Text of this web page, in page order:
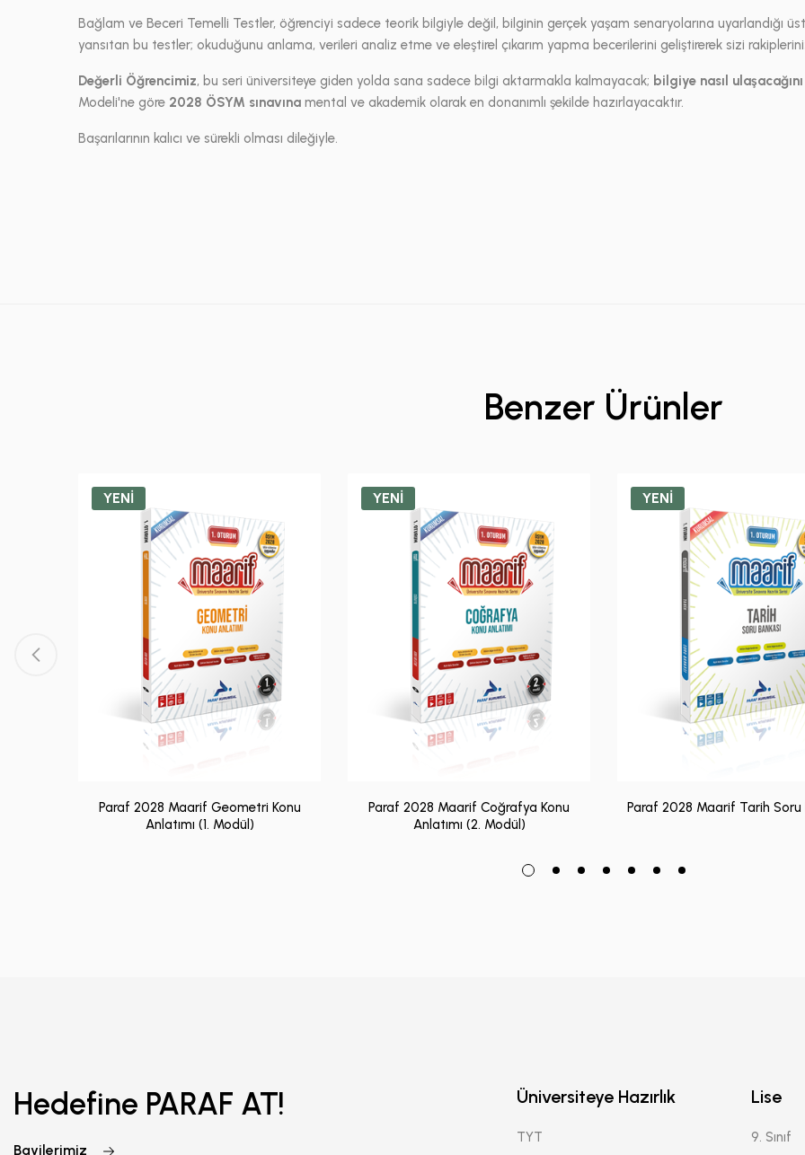
Bağlam ve Beceri Temelli Testler, öğrenciyi sadece teorik bilgiyle değil, bilginin gerçek yaşam senaryolarına uyarlandığı
yansıtan bu testler; okuduğunu anlama, verileri analiz etme ve eleştirel çıkarım yapma becerilerini geliştirerek sizi
Değerli Öğrencimiz, bu seri üniversiteye giden yolda sana sadece bilgi aktarmakla kalmayacak; bilgiye nasıl
Modeli'ne göre 2028 ÖSYM sınavına mental ve akademik olarak en donanımlı şekilde hazırlayacaktır.
Başarılarının kalıcı ve sürekli olması dileğiyle.
Benzer Ürünler
YENİ
Paraf 2028 Maarif Geometri Konu
Anlatımı (1. Modül)
YENİ
Paraf 2028 Maarif Coğrafya Konu
Anlatımı (2. Modül)
YENİ
Paraf 2028 Maarif Tarih Soru
Hedefine PARAF AT!
Bayilerimiz
Üniversiteye Hazırlık
TYT
Lise
9. Sınıf